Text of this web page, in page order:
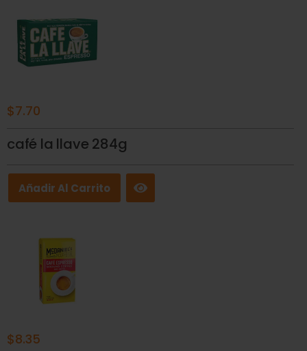
$7.70
café la llave 284g
Añadir Al Carrito
$8.35